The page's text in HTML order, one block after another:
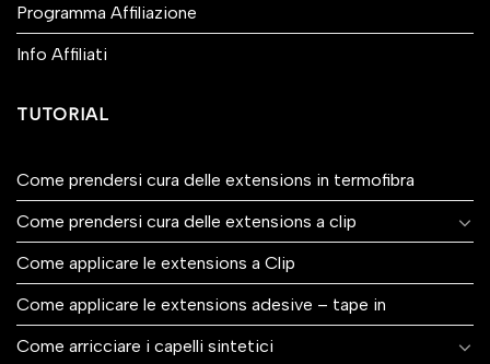
Programma Affiliazione
Info Affiliati
TUTORIAL
Come prendersi cura delle extensions in termofibra
Come prendersi cura delle extensions a clip
Come applicare le extensions a Clip
Come applicare le extensions adesive – tape in
Come arricciare i capelli sintetici